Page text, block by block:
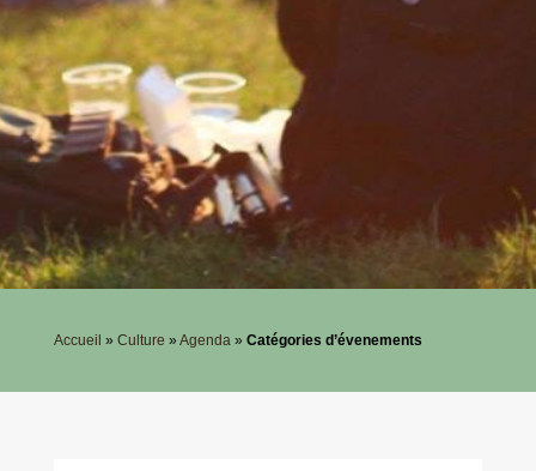
Accueil » Culture » Agenda» Catégories d’évenements